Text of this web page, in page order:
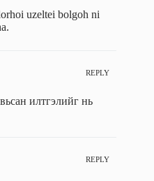
uzeltei bolgoh ni
REPLY
илтгэлийг нь
REPLY